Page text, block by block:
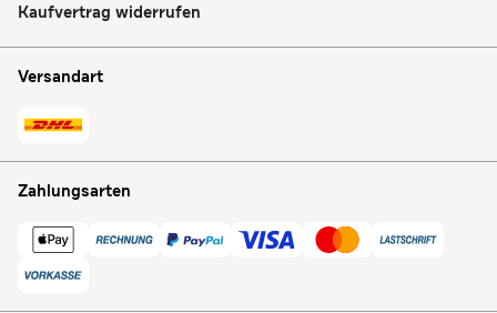
Kaufvertrag widerrufen
Versandart
Zahlungsarten